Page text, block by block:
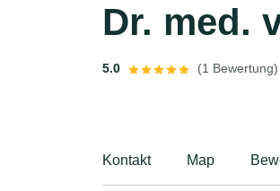
Dr. med.
5.0 (1 Bewertung)
Kontakt Map